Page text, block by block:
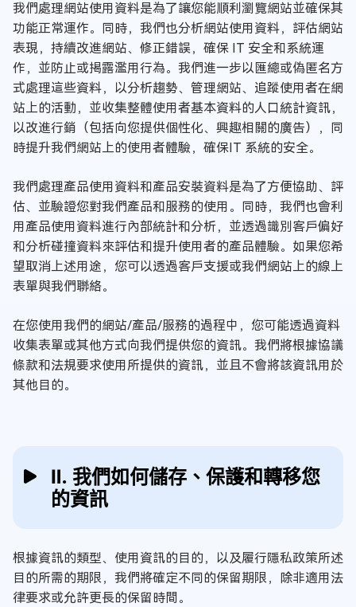
我們處理網站使用資料是為了讓您能順利瀏覽網站並確保其
功能正常運作。同時，我們也分析網站使用資料，評估網站
表現，持續改進網站、修正錯誤，確保 IT 安全和系統運
作，並防止或揭露濫用行為。我們進一步以匯總或偽匿名方
式處理這些資料，以分析趨勢、管理網站、追蹤使用者在網
站上的活動，並收集整體使用者基本資料的人口統計資訊，
以改進行銷（包括向您提供個性化、興趣相關的廣告），同
時提升我們網站上的使用者體驗，確保IT 系統的安全。
我們處理產品使用資料和產品安裝資料是為了方便協助、評
估、並驗證您對我們產品和服務的使用。同時，我們也會利
用產品使用資料進行內部統計和分析，並透過識別客戶偏好
和分析碰撞資料來評估和提升使用者的產品體驗。如果您希
望取消上述用途，您可以透過客戶支援或我們網站上的線上
表單與我們聯絡。
在您使用我們的網站/產品/服務的過程中，您可能透過資料
收集表單或其他方式向我們提供您的資訊。我們將根據協議
條款和法規要求使用所提供的資訊，並且不會將該資訊用於
其他目的。
Ⅱ. 我們如何儲存、保護和轉移您
的資訊
根據資訊的類型、使用資訊的目的，以及履行隱私政策所述
目的所需的期限，我們將確定不同的保留期限，除非適用法
律要求或允許更長的保留時間。